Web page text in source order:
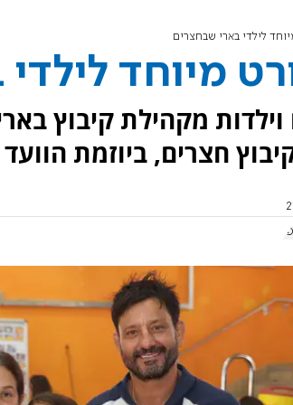
לילדי בארי שבחצרים
מיוחד
וילדות מקהילת קיבוץ
חצרים, ביוזמת